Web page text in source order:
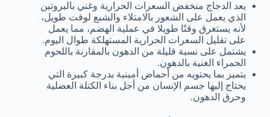
يعد الدجاج منخفض السعرات الحرارية وغني بالبروتين
الذي يعمل على الشعور بالامتلاء والشبع لوقت طويل،
لأنه يستغرق وقتًا طويلا في عملية الهضم، مما يعمل
على تقليل السعرات الحرارية المستهلكة طوال اليوم.
يشتمل على نسبة قليلة من الدهون بالمقارنة باللحوم
الحمراء الغنية بالدهون.
يتميز بما يحتويه من أحماض أمينية بدرجة كبيرة التي
يحتاج إليها جسم الإنسان من أجل بناء الكتلة العضلية
وحرق الدهون.